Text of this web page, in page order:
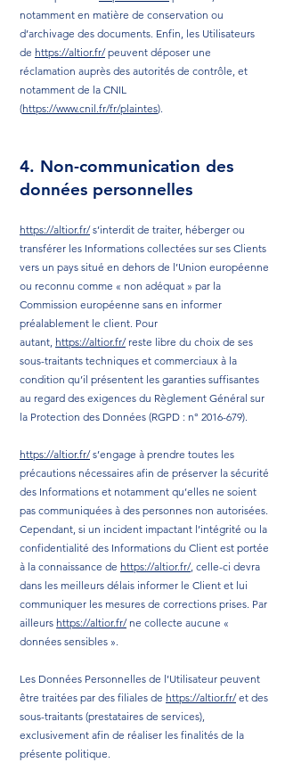
notamment en matière de conservation ou
d’archivage des documents. Enfin, les Utilisateurs
de https://altior.fr/peuvent déposer une
réclamation auprès des autorités de contrôle, et
notamment de la CNIL
(https://www.cnil.fr/fr/plaintes).
4. Non-communication des
données personnelles
https://altior.fr/s’interdit de traiter, héberger ou
transférer les Informations collectées sur ses Clients
vers un pays situé en dehors de l’Union européenne
ou reconnu comme « non adéquat » par la
Commission européenne sans en informer
préalablement le client. Pour
autant, https://altior.fr/reste libre du choix de ses
sous-traitants techniques et commerciaux à la
condition qu’il présentent les garanties suffisantes
au regard des exigences du Règlement Général sur
la Protection des Données (RGPD : n° 2016-679).
https://altior.fr/s’engage à prendre toutes les
précautions nécessaires afin de préserver la sécurité
des Informations et notamment qu’elles ne soient
pas communiquées à des personnes non autorisées.
Cependant, si un incident impactant l’intégrité ou la
confidentialité des Informations du Client est portée
à la connaissance de https://altior.fr/, celle-ci devra
dans les meilleurs délais informer le Client et lui
communiquer les mesures de corrections prises. Par
ailleurs https://altior.fr/ne collecte aucune «
données sensibles ».
Les Données Personnelles de l’Utilisateur peuvent
être traitées par des filiales de https://altior.fr/et des
sous-traitants (prestataires de services),
exclusivement afin de réaliser les finalités de la
présente politique.